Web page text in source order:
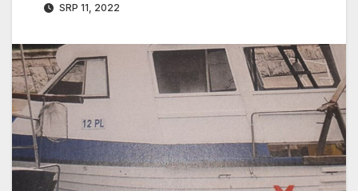
SRP 11, 2022